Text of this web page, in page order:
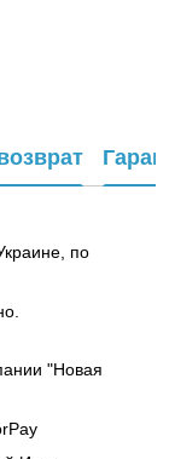
по
"Новая